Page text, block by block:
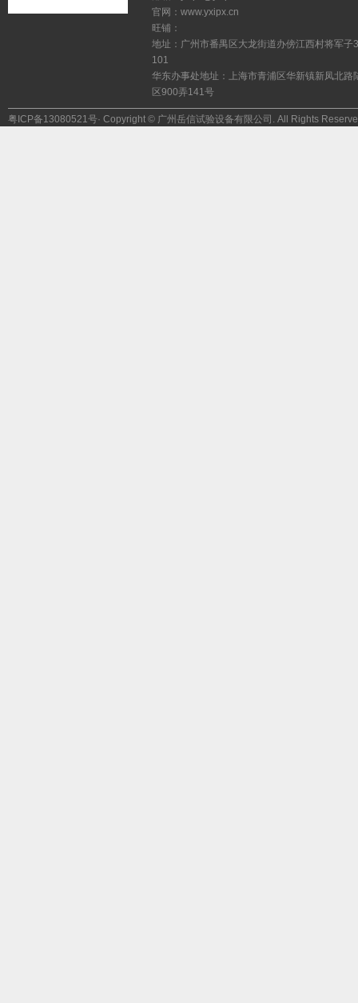
官网：www.yxipx.cn
旺铺：
地址：广州市番禺区大龙街道办傍江西村将军子
101
华东办事处地址：上海市青浦区华新镇新凤北路
区900弄141号
粤ICP备13080521号·Copyright©广州岳信试验设备有限公司